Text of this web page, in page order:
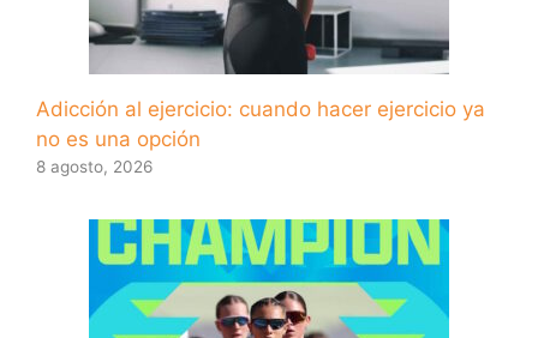
Adicción al ejercicio: cuando hacer ejercicio ya
no es una opción
8 agosto, 2026